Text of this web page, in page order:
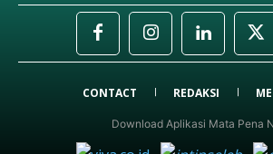
CONTACT REDAKSI
Download Aplikasi Mata Pena